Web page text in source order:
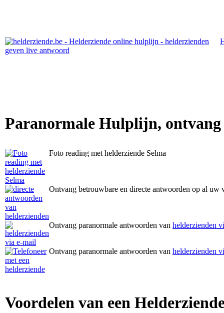
Paranormale Hulplijn,
Foto reading met helderziende Selma
Ontvang betrouwbare en directe antwoorden op al uw
Ontvang paranormale antwoorden van helderzienden
Ontvang paranormale antwoorden van helderzienden
Voordelen van een